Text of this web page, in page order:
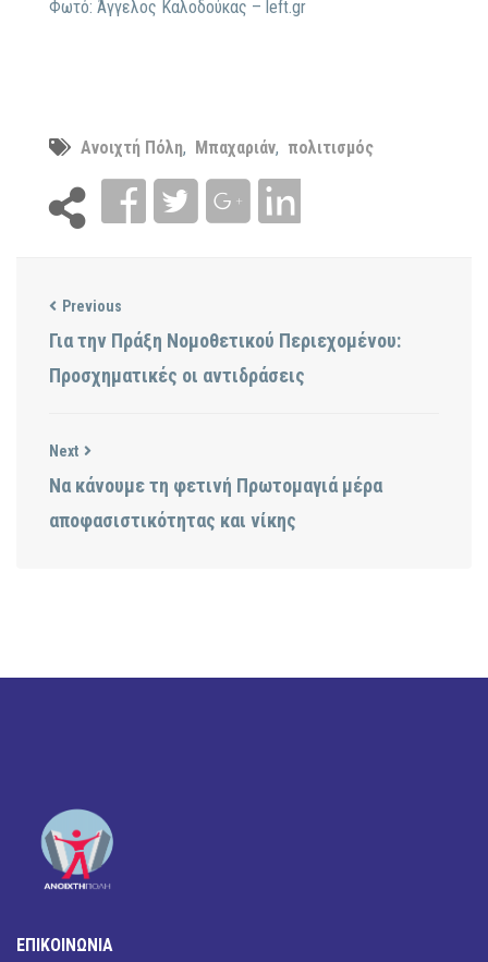
Φωτό: Άγγελος Καλοδούκας – left.gr
Ανοιχτή Πόλη, Μπαχαριάν, πολιτισμός
Previous
Για την Πράξη Νομοθετικού Περιεχομένου:
Προσχηματικές οι αντιδράσεις
Next
Να κάνουμε τη φετινή Πρωτομαγιά μέρα
αποφασιστικότητας και νίκης
ΕΠΙΚΟΙΝΩΝΙΑ